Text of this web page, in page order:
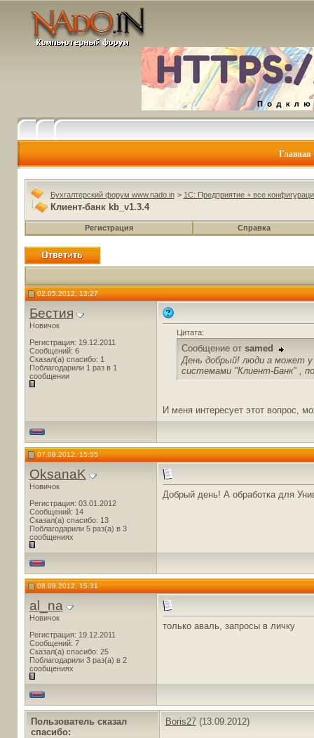
Главная
Бухгалтерский форум www.nado.in > 1C: Предприятие + все
Клиент-банк kb_v1.3.4
Регистрация Справка
02.05.2012, 13:27
Бестия
Новичок
Регистрация: 19.12.2011
Сообщений: 6
Сказал(а) спасибо: 1
Поблагодарили 1 раз в 1
сообщении
Цитата:
Сообщение от samed
День добрый! люди а может
системами "Клиент-Банк" ,
И меня интересует этот вопрос,
07.08.2012, 15:55
OksanaK
Новичок
Регистрация: 03.01.2012
Сообщений: 14
Сказал(а) спасибо: 13
Поблагодарили 5 раз(а) в 3
сообщениях
Добрый день! А обработка для
08.08.2012, 15:31
al_na
Новичок
Регистрация: 19.12.2011
Сообщений: 7
Сказал(а) спасибо: 25
Поблагодарили 3 раз(а) в 2
сообщениях
только аваль, запросы в личку
Пользователь сказал
cпасибо:
Boris27(13.09.2012)